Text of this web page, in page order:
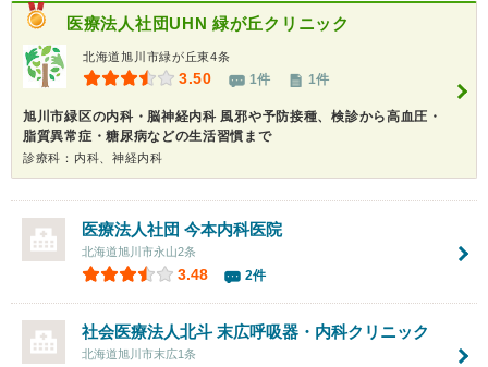
医療法人社団UHN 緑が丘クリニック
北海道旭川市緑が丘東4条
3.50 1件 1件
旭川市緑区の内科・脳神経内科 風邪や予防接種、検診から高血圧・
脂質異常症・糖尿病などの生活習慣まで
診療科：内科、神経内科
医療法人社団 今本内科医院
北海道旭川市永山2条
3.48 2件
社会医療法人北斗 末広呼吸器・内科クリニック
北海道旭川市末広1条